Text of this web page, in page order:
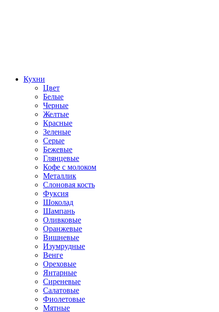
Кухни
Цвет
Белые
Черные
Желтые
Красные
Зеленые
Серые
Бежевые
Глянцевые
Кофе с молоком
Металлик
Слоновая кость
Фуксия
Шоколад
Шампань
Оливковые
Оранжевые
Вишневые
Изумрудные
Венге
Ореховые
Янтарные
Сиреневые
Салатовые
Фиолетовые
Мятные